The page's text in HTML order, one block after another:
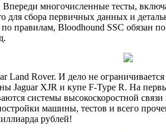
Впереди многочисленные тесты,
для сбора первичных данных и
правилам, Bloodhound SSC обязан
Land Rover. И дело не
XJR и купе F-Type R. На
системы высокоскоростной
машины, тестов и всего
рублей!